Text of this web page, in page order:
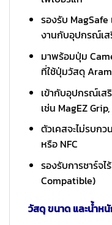
รองรับ
งานกับอุปกรณ์เส
มาพร้อมปุ่ม
ที่ใช้ปุ่มวัสดุ
เข้ากับอุปกรณ์เส
เช่น MagEZ
ตัวเคสจะไม่รบก
หรือ NFC
รองรับการชาร์จ
Compatible)
วัสดุ ขนาด และน้ำห